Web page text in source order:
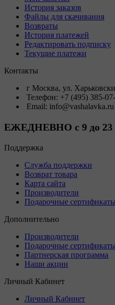
История заказов
Файлы для скачивания
Возвраты
История платежей
Редактировать подписку
Текущие платежи
Контакты
г Москва, ул.
Телефон: +7 (495) 385-
Email: info@vashalavka.ru
ЕЖЕДНЕВНО с 9 до 23
Поддержка
Служба поддержки
Возврат товара
Карта сайта
Производители
Подарочные сертификаты
Дополнительно
Производители
Подарочные сертификаты
Партнерская программа
Наши акции
Личный Кабинет
Личный Кабинет